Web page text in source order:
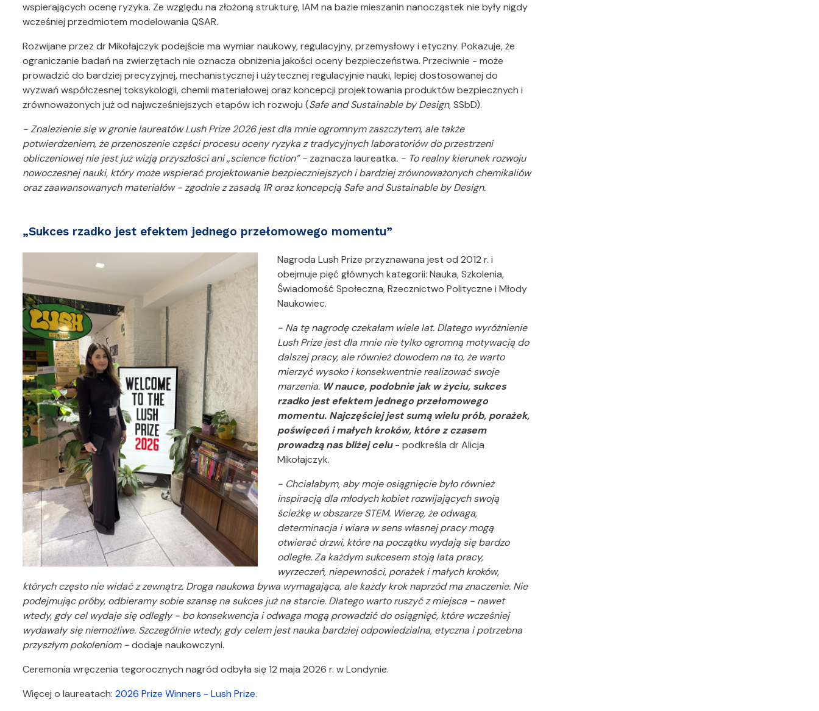
wspierających ocenę ryzyka. Ze względu na złożoną strukturę, IAM na bazie mieszanin nanocząstek nie były nigdy
wcześniej przedmiotem modelowania QSAR.
Rozwijane przez dr Mikołajczyk podejście ma wymiar naukowy, regulacyjny, przemysłowy i etyczny. Pokazuje, że
ograniczanie badań na zwierzętach nie oznacza obniżenia jakości oceny bezpieczeństwa. Przeciwnie - może
prowadzić do bardziej precyzyjnej, mechanistycznej i użytecznej regulacyjnie nauki, lepiej dostosowanej do
wyzwań współczesnej toksykologii, chemii materiałowej oraz koncepcji projektowania produktów bezpiecznych i
zrównoważonych już od najwcześniejszych etapów ich rozwoju (Safe and Sustainable by Design, SSbD).
- Znalezienie się w gronie laureatów Lush Prize 2026 jest dla mnie ogromnym zaszczytem, ale także
potwierdzeniem, że przenoszenie części procesu oceny ryzyka z tradycyjnych laboratoriów do przestrzeni
obliczeniowej nie jest już wizją przyszłości ani „science fiction” - zaznacza laureatka. - To realny kierunek rozwoju
nowoczesnej nauki, który może wspierać projektowanie bezpieczniejszych i bardziej zrównoważonych chemikaliów
oraz zaawansowanych materiałów - zgodnie z zasadą 1R oraz koncepcją Safe and Sustainable by Design.
„Sukces rzadko jest efektem jednego przełomowego momentu”
Nagroda Lush Prize przyznawana jest od 2012 r. i
obejmuje pięć głównych kategorii: Nauka, Szkolenia,
Świadomość Społeczna, Rzecznictwo Polityczne i Młody
Naukowiec.
- Na tę nagrodę czekałam wiele lat. Dlatego wyróżnienie
Lush Prize jest dla mnie nie tylko ogromną motywacją do
dalszej pracy, ale również dowodem na to, że warto
mierzyć wysoko i konsekwentnie realizować swoje
marzenia. W nauce, podobnie jak w życiu, sukces
rzadko jest efektem jednego przełomowego
momentu. Najczęściej jest sumą wielu prób, porażek,
poświęceń i małych kroków, które z czasem
prowadzą nas bliżej celu- podkreśla dr Alicja
Mikołajczyk.
- Chciałabym, aby moje osiągnięcie było również
inspiracją dla młodych kobiet rozwijających swoją
ścieżkę w obszarze STEM. Wierzę, że odwaga,
determinacja i wiara w sens własnej pracy mogą
otwierać drzwi, które na początku wydają się bardzo
odległe. Za każdym sukcesem stoją lata pracy,
wyrzeczeń, niepewności, porażek i małych kroków,
których często nie widać z zewnątrz. Droga naukowa bywa wymagająca, ale każdy krok naprzód ma znaczenie. Nie
podejmując próby, odbieramy sobie szansę na sukces już na starcie. Dlatego warto ruszyć z miejsca - nawet
wtedy, gdy cel wydaje się odległy - bo konsekwencja i odwaga mogą prowadzić do osiągnięć, które wcześniej
wydawały się niemożliwe. Szczególnie wtedy, gdy celem jest nauka bardziej odpowiedzialna, etyczna i potrzebna
przyszłym pokoleniom -dodaje naukowczyni.
Ceremonia wręczenia tegorocznych nagród odbyła się 12 maja 2026 r. w Londynie.
Więcej o laureatach: 2026 Prize Winners - Lush Prize.